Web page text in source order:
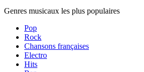
Genres musicaux les plus populaires
Pop
Rock
Chansons françaises
Electro
Hits